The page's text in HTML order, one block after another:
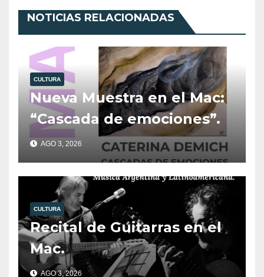
NOTICIAS RELACIONADAS
CULTURA
Nueva Muestra en el Mac:
“Cascada de emociones”.
AGO 3, 2026
CULTURA
Recital de Guitarras en el
Mac.
AGO 3, 2026